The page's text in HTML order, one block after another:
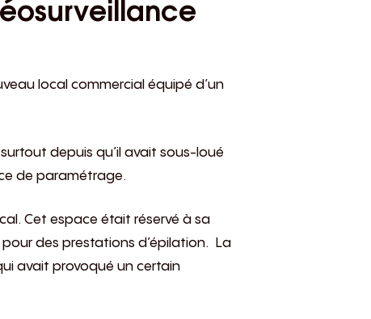
local commercial équipé d’un
depuis qu’il avait sous-loué
de paramétrage.
Cet espace était réservé à sa
des prestations d’épilation. La
avait provoqué un certain